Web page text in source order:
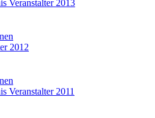
Veranstalter 2013
2012
Veranstalter 2011